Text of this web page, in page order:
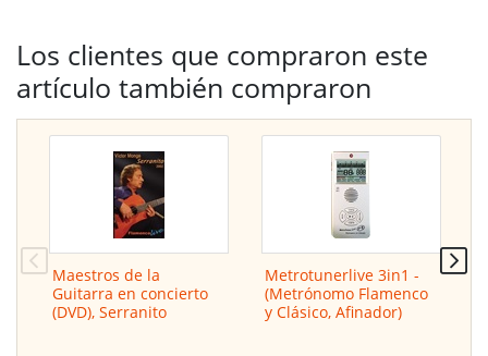
Los clientes que compraron este
artículo también compraron
Maestros de la
Guitarra en concierto
(DVD), Serranito
Metrotunerlive 3in1 -
(Metrónomo Flamenco
y Clásico, Afinador)